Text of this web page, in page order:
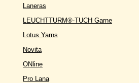
Laneras
LEUCHTTURM®-TUCH Garne
Lotus Yarns
Novita
ONline
Pro Lana